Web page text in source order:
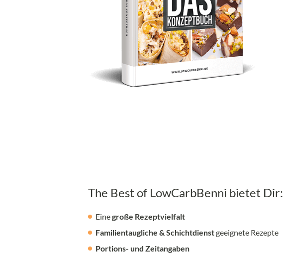
The Best of LowCarbBenni bietet Dir:
Einegroße Rezeptvielfalt
Familientaugliche & Schichtdienstgeeignete Rezepte
Portions- und Zeitangaben